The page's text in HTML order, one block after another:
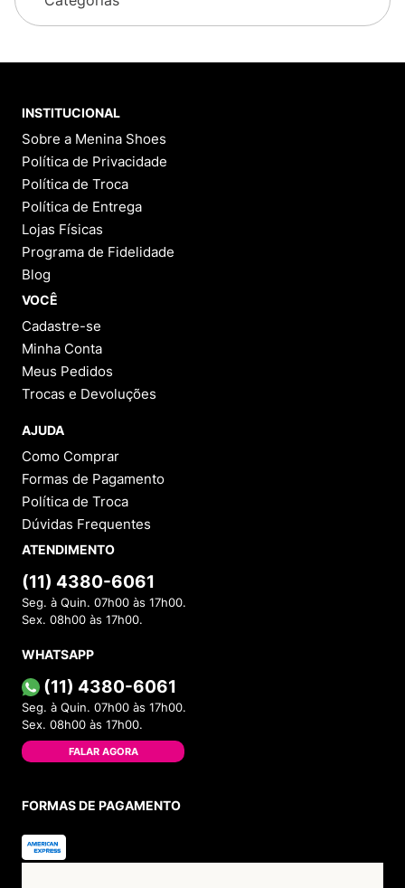
INSTITUCIONAL
Sobre a Menina Shoes
Política de Privacidade
Política de Troca
Política de Entrega
Lojas Físicas
Programa de Fidelidade
Blog
VOCÊ
Cadastre-se
Minha Conta
Meus Pedidos
Trocas e Devoluções
AJUDA
Como Comprar
Formas de Pagamento
Política de Troca
Dúvidas Frequentes
ATENDIMENTO
(11) 4380-6061
Seg. à Quin. 07h00 às 17h00.
Sex. 08h00 às 17h00.
WHATSAPP
(11) 4380-6061
Seg. à Quin. 07h00 às 17h00.
Sex. 08h00 às 17h00.
FALAR AGORA
FORMAS DE PAGAMENTO